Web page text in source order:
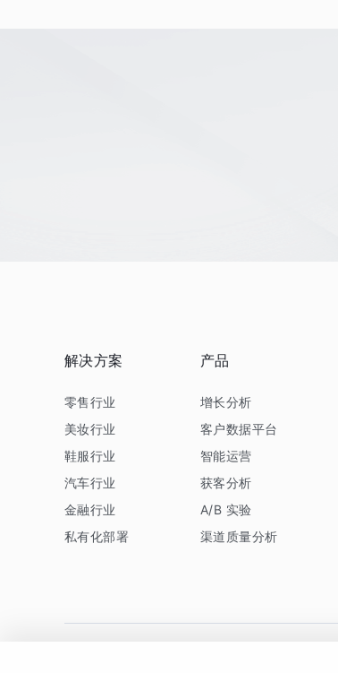
解决方案
零售行业
美妆行业
鞋服行业
汽车行业
金融行业
私有化部署
产品
增长分析
客户数据平台
智能运营
获客分析
A/B 实验
渠道质量分析